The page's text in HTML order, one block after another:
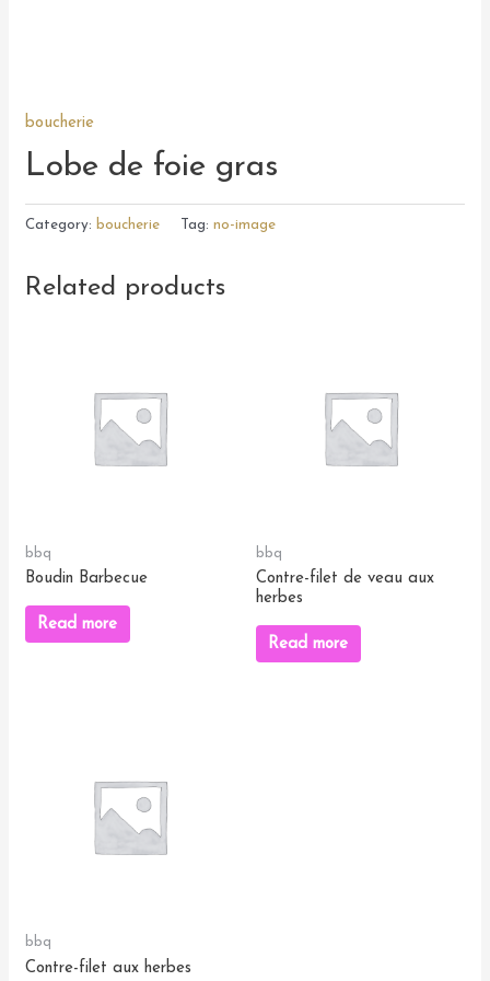
boucherie
Lobe de foie gras
Category: boucherie Tag:no-image
Related products
bbq
Boudin Barbecue
Read more
bbq
Contre-filet de veau aux
herbes
Read more
bbq
Contre-filet aux herbes